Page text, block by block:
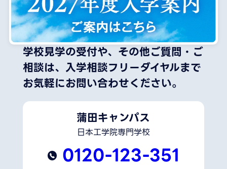
学校見学の受付や、その他ご質問・ご
相談は、 入学相談フリーダイヤルまで
お気軽にお問い合わせください。
蒲田キャンパス
日本工学院専門学校
0120-123-351